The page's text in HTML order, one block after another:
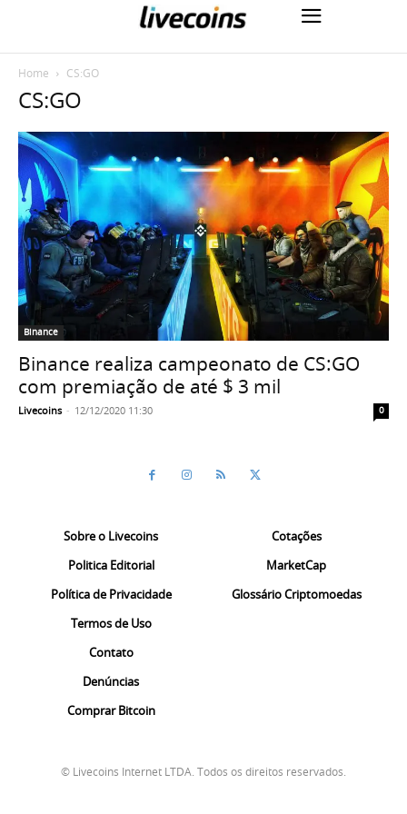
Home CS:GO
CS:GO
Binance
Binance realiza campeonato de CS:GO
com premiação de até $ 3 mil
Livecoins - 12/12/2020 11:30 0
Sobre o Livecoins
Politica Editorial
Política de Privacidade
Termos de Uso
Contato
Denúncias
Comprar Bitcoin
Cotações
MarketCap
Glossário Criptomoedas
© Livecoins Internet LTDA. Todos os direitos reservados.